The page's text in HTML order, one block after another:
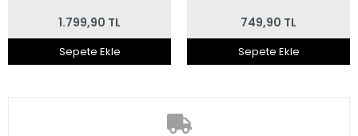
1.799,90 TL
Sepete Ekle
749,90 TL
Sepete Ekle